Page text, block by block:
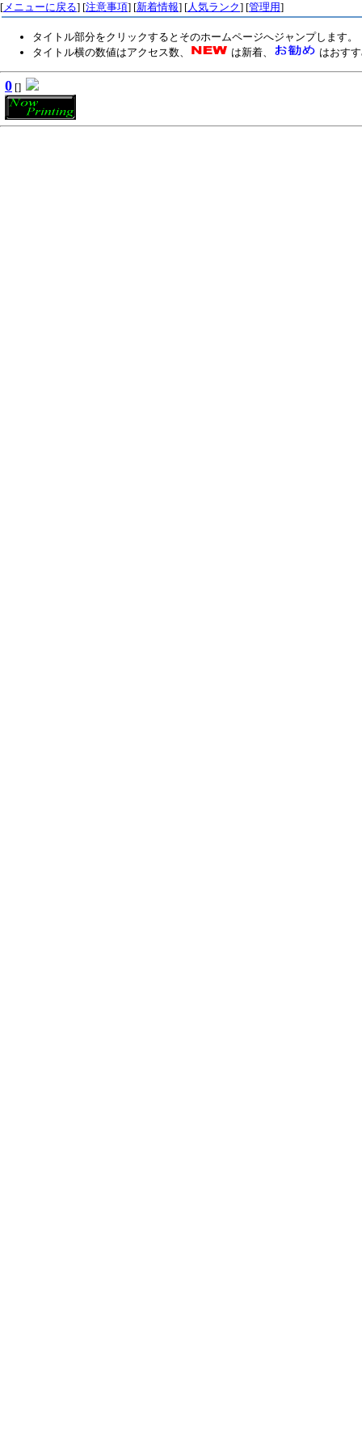
[メニューに戻る] [注意事項] [新着情報] [人気ランク] [管理用]
タイトル部分をクリックするとそのホームページへジャンプします。
タイトル横の数値はアクセス数、
は新着、 はおす
0 []